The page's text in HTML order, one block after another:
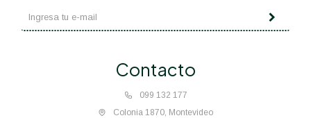
Contacto
099 132 177
Colonia 1870, Montevideo